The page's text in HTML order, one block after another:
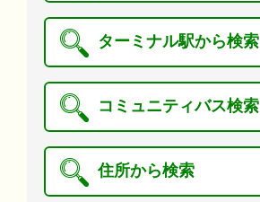
ターミナル駅から検索
コミュニティバス検索
住所から検索